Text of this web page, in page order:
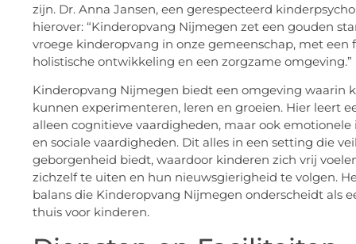
zijn. Dr. Anna Jansen, een gerespecteerd
hierover: “Kinderopvang Nijmegen zet een gouden
vroege kinderopvang in onze gemeenschap, met een
holistische ontwikkeling en een zorgzame omgeving.”
Kinderopvang Nijmegen biedt een omgeving waarin
kunnen experimenteren, leren en groeien. Hier leert
alleen cognitieve vaardigheden, maar ook
en sociale vaardigheden. Dit alles in een setting die
geborgenheid biedt, waardoor kinderen zich vrij
zichzelf te uiten en hun nieuwsgierigheid te volgen.
balans die Kinderopvang Nijmegen onderscheidt als
thuis voor kinderen.